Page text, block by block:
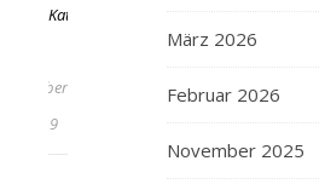
KathaFlauschi
Oktober
2019
März 2026
Februar 2026
November 2025